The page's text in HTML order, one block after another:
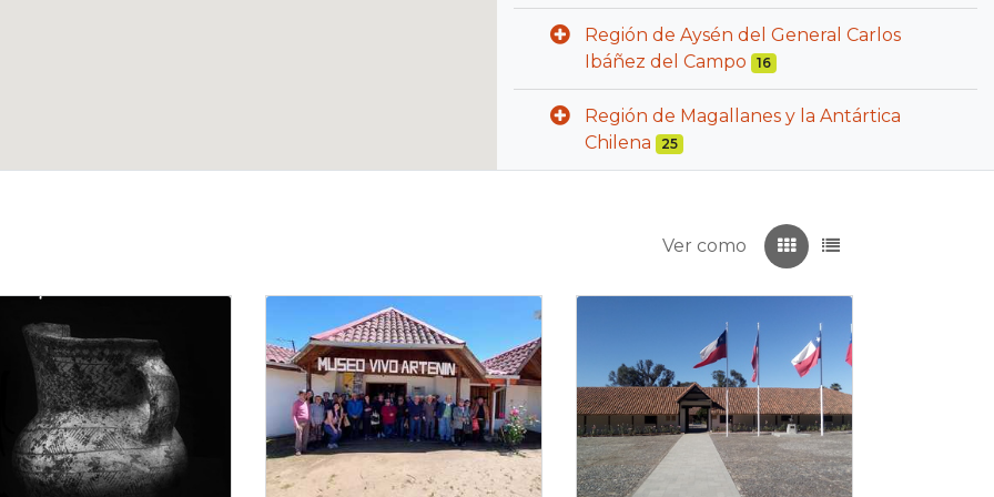
Región de Aysén del General Carlos
Ibáñez del Campo
16
Región de Magallanes y la Antártica
Chilena
25
Ver como RecuadrosListado